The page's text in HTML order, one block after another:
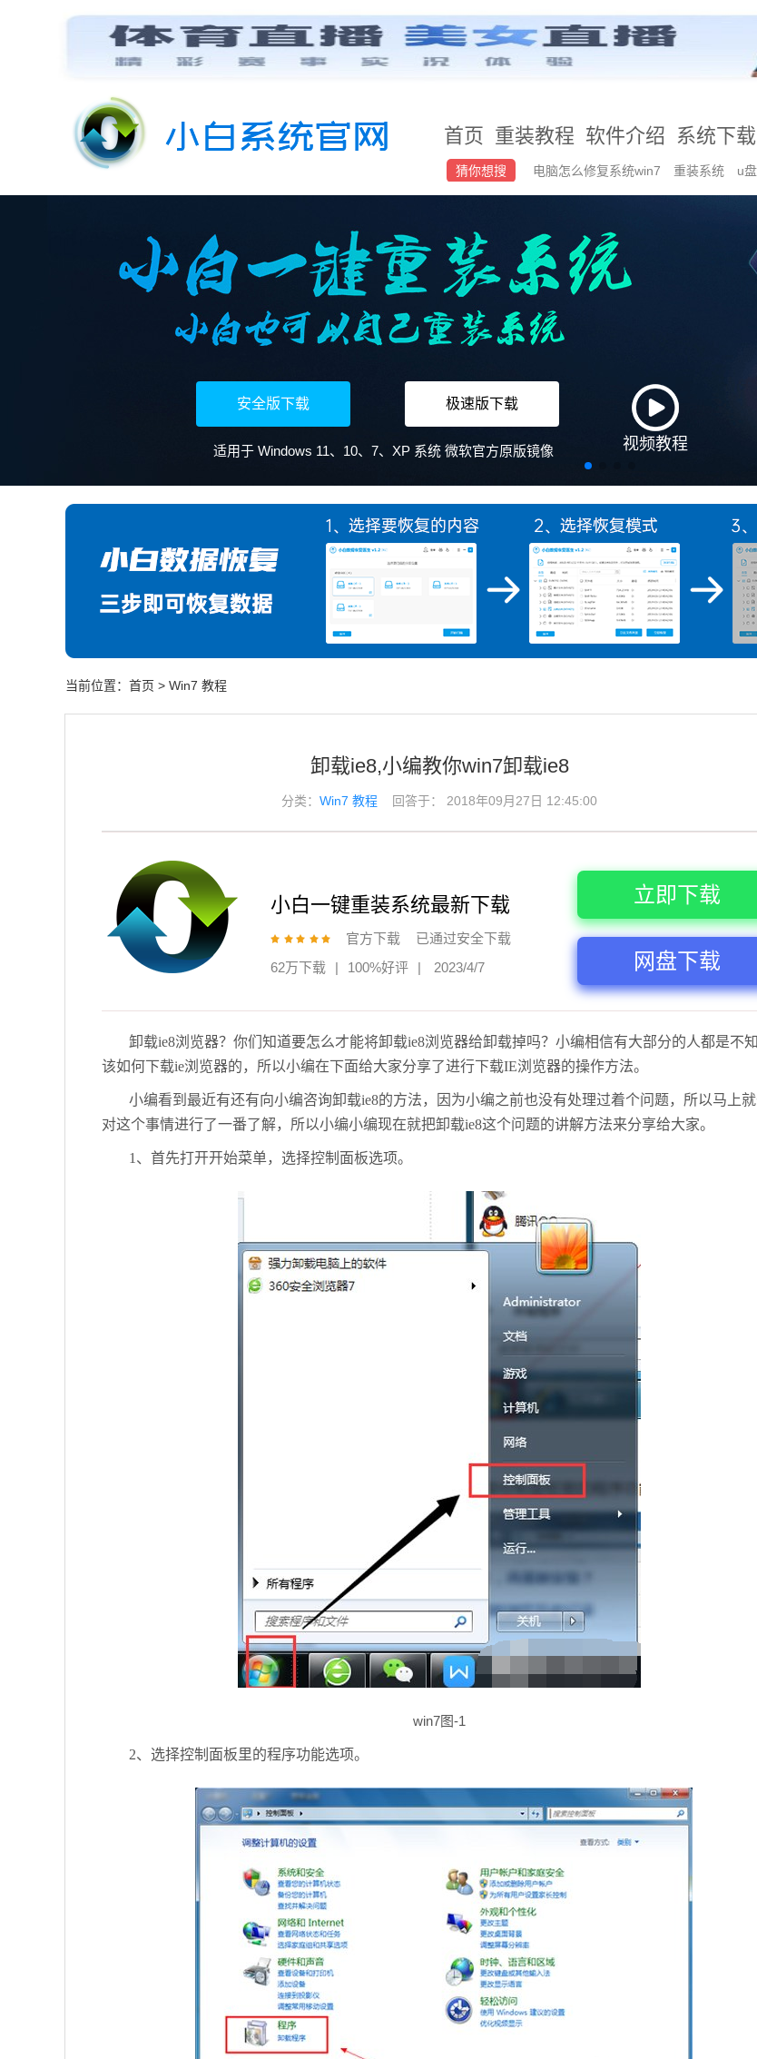
首页 重装教程 软件介绍 系统下载
猜你想搜 电脑怎么修复系统win7 重装系统 u
当前位置： 首页 > Win7 教程
卸载ie8,小编教你win7卸载ie8
分类：Win7 教程 回答于： 2018年09月27日 12:45:00
小白一键重装系统最新下载
官方下载
已通过安全下载
62万下载
| 100%好评 | 2023/4/7
立即下载
网盘下载
卸载ie8浏览器？你们知道要怎么才能将卸载ie8浏览器给卸载掉吗？小编相信有大部分的人都是不
该如何下载ie浏览器的，所以小编在下面给大家分享了进行下载IE浏览器的操作方法。
小编看到最近有还有向小编咨询卸载ie8的方法，因为小编之前也没有处理过着个问题，所以马上
对这个事情进行了一番了解，所以小编小编现在就把卸载ie8这个问题的讲解方法来分享给大家。
1、首先打开开始菜单，选择控制面板选项。
win7图-1
2、选择控制面板里的程序功能选项。